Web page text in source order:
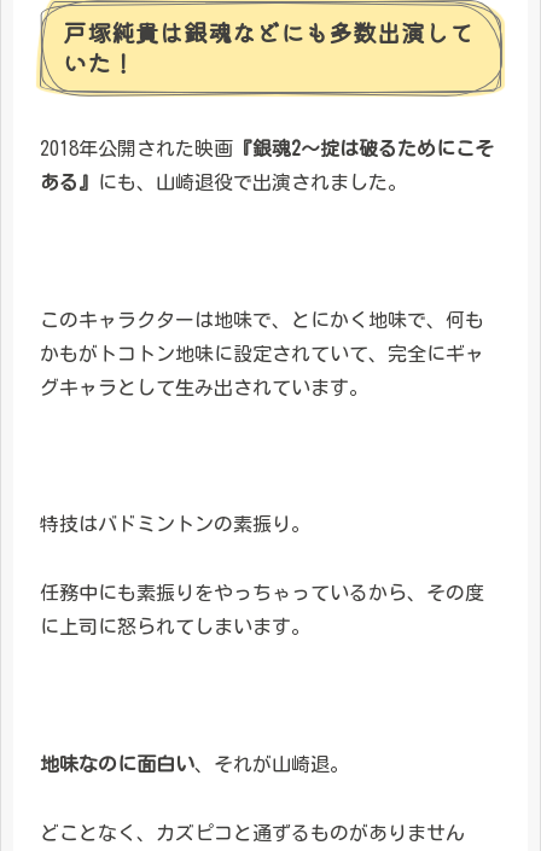
戸塚純貴は銀魂などにも多数出演して
いた！
2018年公開された映画 『銀魂2～掟は破るためにこそ
ある』
にも、山崎退役で出演されました。
このキャラクターは地味で、とにかく地味で、何も
かもがトコトン地味に設定されていて、完全にギャ
グキャラとして生み出されています。
特技はバドミントンの素振り。
任務中にも素振りをやっちゃっているから、その度
に上司に怒られてしまいます。
地味なのに面白い、それが山崎退。
どことなく、カズピコと通ずるものがありません